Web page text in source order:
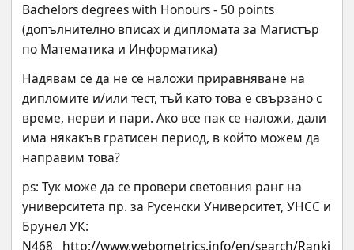
Bachelors degrees with Honours - 50 points
(допълнително вписах и дипломата за Магистър
по Математика и Информатика)
Надявам се да не се наложи приравняване на
дипломите и/или тест, тъй като това е свързано с
време, нерви и пари. Ако все пак се наложи, дали
има някакъв гратисен период, в който можем да
направим това?
ps: Тук може да се провери световния ранг на
университета пр. за Русенски Университет, УНСС и
Брунел УК:
N468 http://www.webometrics.info/en/search/Ranki